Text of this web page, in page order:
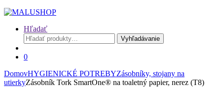
Hľadať
Hľadať:
Vyhľadávanie
0
DomovHYGIENICKÉ POTREBYZásobníky, stojany na
utierkyZásobník Tork SmartOne® na toaletný papier, nerez (T8)